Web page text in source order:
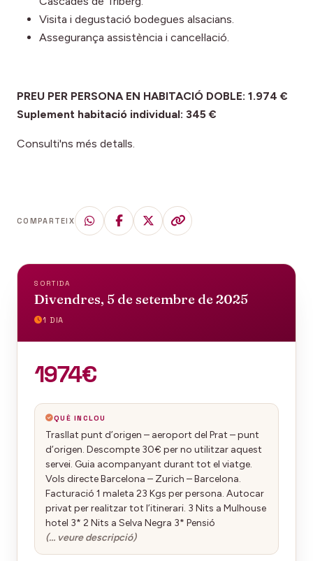
Visita i degustació bodegues alsacians.
Assegurança assistència i cancel·lació.
PREU PER PERSONA EN HABITACIÓ DOBLE: 1.974 €
Suplement habitació individual: 345 €
Consulti'ns més detalls.
COMPARTEIX
SORTIDA
Divendres, 5 de setembre de 2025
1 DIA
1974€
QUÈ INCLOU
Trasllat punt d’origen – aeroport del Prat – punt
d’origen. Descompte 30€ per no utilitzar aquest
servei. Guia acompanyant durant tot el viatge.
Vols directe Barcelona – Zurich – Barcelona.
Facturació 1 maleta 23 Kgs per persona. Autocar
privat per realitzar tot l’itinerari. 3 Nits a Mulhouse
hotel 3* 2 Nits a Selva Negra 3* Pensió
(… veure descripció)